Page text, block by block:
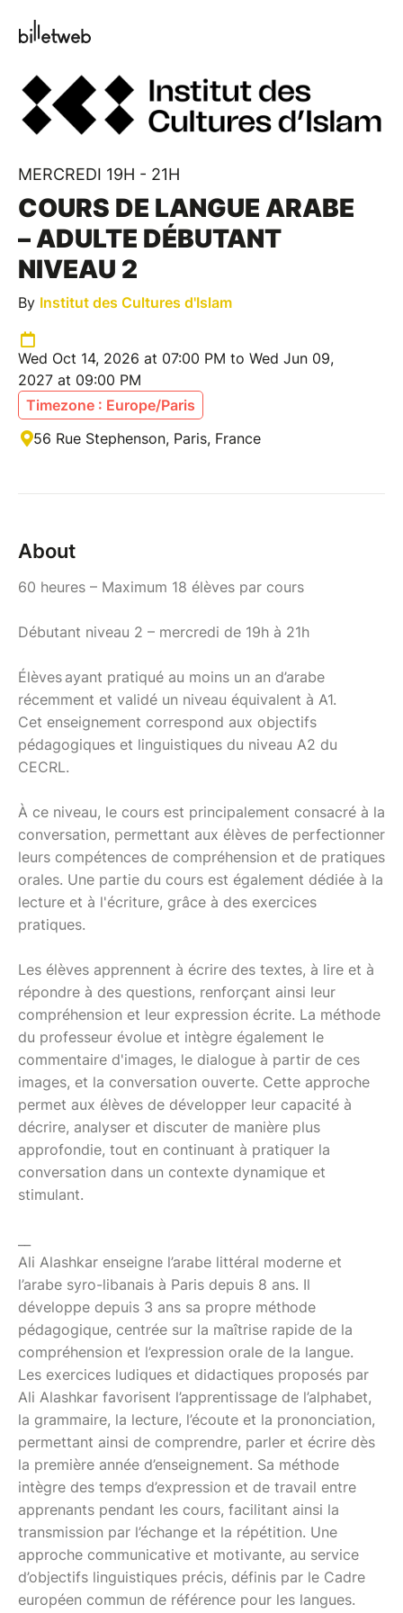
MERCREDI 19H - 21H
COURS DE LANGUE ARABE
– ADULTE DÉBUTANT
NIVEAU 2
By Institut des Cultures d'Islam
Wed Oct 14, 2026 at 07:00 PM to Wed Jun 09,
2027 at 09:00 PM
Timezone : Europe/Paris
56 Rue Stephenson, Paris, France
About
60 heures – Maximum 18 élèves par cours
Débutant niveau 2 – mercredi de 19h à 21h
Élèves ayant pratiqué au moins un an d’arabe
récemment et validé un niveau équivalent à A1.
Cet enseignement correspond aux objectifs
pédagogiques et linguistiques du niveau A2 du
CECRL.
À ce niveau, le cours est principalement consacré à la
conversation, permettant aux élèves de perfectionner
leurs compétences de compréhension et de pratiques
orales. Une partie du cours est également dédiée à la
lecture et à l'écriture, grâce à des exercices
pratiques.
Les élèves apprennent à écrire des textes, à lire et à
répondre à des questions, renforçant ainsi leur
compréhension et leur expression écrite. La méthode
du professeur évolue et intègre également le
commentaire d'images, le dialogue à partir de ces
images, et la conversation ouverte. Cette approche
permet aux élèves de développer leur capacité à
décrire, analyser et discuter de manière plus
approfondie, tout en continuant à pratiquer la
conversation dans un contexte dynamique et
stimulant.
Ali Alashkar enseigne l’arabe littéral moderne et
l’arabe syro-libanais à Paris depuis 8 ans. Il
développe depuis 3 ans sa propre méthode
pédagogique, centrée sur la maîtrise rapide de la
compréhension et l’expression orale de la langue.
Les exercices ludiques et didactiques proposés par
Ali Alashkar favorisent l’apprentissage de l’alphabet,
la grammaire, la lecture, l’écoute et la prononciation,
permettant ainsi de comprendre, parler et écrire dès
la première année d’enseignement. Sa méthode
intègre des temps d’expression et de travail entre
apprenants pendant les cours, facilitant ainsi la
transmission par l’échange et la répétition. Une
approche communicative et motivante, au service
d’objectifs linguistiques précis, définis par le Cadre
européen commun de référence pour les langues.